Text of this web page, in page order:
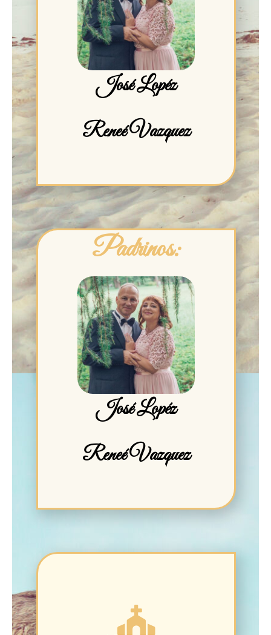
José Lopéz
Reneé Vazquez
Padrinos:
José Lopéz
Reneé Vazquez